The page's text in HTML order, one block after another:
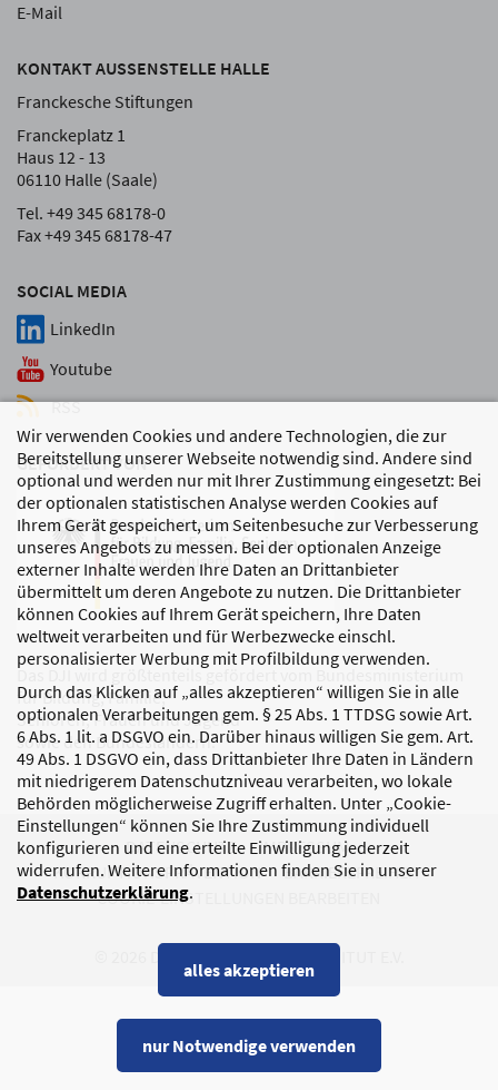
Wir verwenden Cookies und andere Technologien, die zur
Bereitstellung unserer Webseite notwendig sind. Andere sind
optional und werden nur mit Ihrer Zustimmung eingesetzt: Bei
der optionalen statistischen Analyse werden Cookies auf
Ihrem Gerät gespeichert, um Seitenbesuche zur Verbesserung
unseres Angebots zu messen. Bei der optionalen Anzeige
externer Inhalte werden Ihre Daten an Drittanbieter
übermittelt um deren Angebote zu nutzen. Die Drittanbieter
können Cookies auf Ihrem Gerät speichern, Ihre Daten
weltweit verarbeiten und für Werbezwecke einschl.
personalisierter Werbung mit Profilbildung verwenden.
Durch das Klicken auf „alles akzeptieren“ willigen Sie in alle
optionalen Verarbeitungen gem. § 25 Abs. 1 TTDSG sowie Art.
6 Abs. 1 lit. a DSGVO ein. Darüber hinaus willigen Sie gem. Art.
49 Abs. 1 DSGVO ein, dass Drittanbieter Ihre Daten in Ländern
mit niedrigerem Datenschutzniveau verarbeiten, wo lokale
Behörden möglicherweise Zugriff erhalten. Unter „Cookie-
Einstellungen“ können Sie Ihre Zustimmung individuell
konfigurieren und eine erteilte Einwilligung jederzeit
widerrufen. Weitere Informationen finden Sie in unserer
Datenschutzerklärung.
alles akzeptieren
nur Notwendige verwenden
SOCIAL MEDIA
LinkedIn
Youtube
RSS
E-Mail
KONTAKT AUSSENSTELLE HALLE
Franckesche Stiftungen
Franckeplatz 1
Haus 12 - 13
06110 Halle (Saale)
Tel. +49 345 68178-0
Fax +49 345 68178-47
GEFÖRDERT VON
Das DJI wird größtenteils gefördert vom Bundesministerium
für Bildung, Familie,
Senioren, Frauen und Jugend
sowie den Bundesländern.
DATENSCHUTZ
IMPRESSUM
KORRUPTIONSPRÄVENTION
BARRIEREFREIHEIT
COOKIE-EINSTELLUNGEN BEARBEITEN